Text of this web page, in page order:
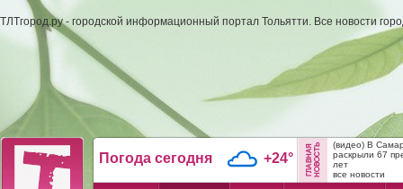
ТЛТгород.ру - городской информационный портал Тольятти. Все новости
Погода сегодня +24°
(видео) В
раскрыли 67
лет
все новости